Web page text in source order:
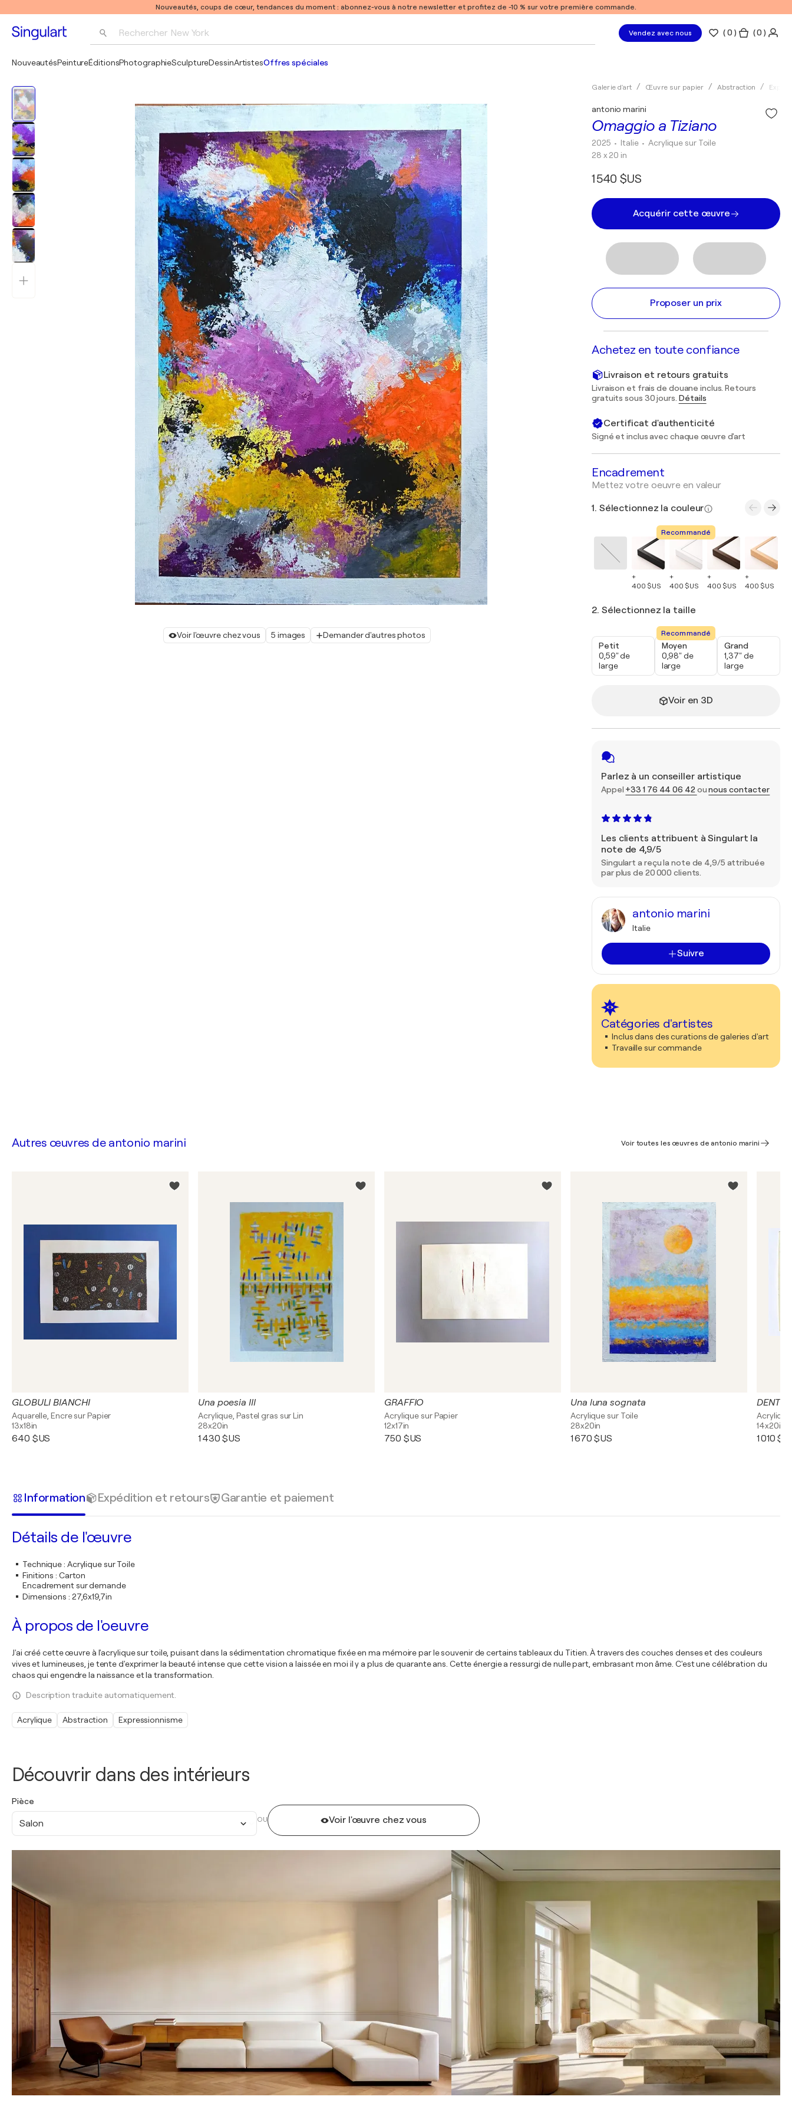
Nouveautés, coups de cœur, tendances du moment : abonnez-vous à notre newsletter et profitez de -10 % sur votre première commande.
Rechercher New York
Pablo Picasso
Vendez avec nous (0 ) ( 0 )
NouveautésPeintureÉditionsPhotographieSculptureDessinArtistesOffres spéciales
Voir l'œuvre chez vous 5 images Demander d'autres photos
Galerie d'art Œuvre sur papier Abstraction
Omaggio a Tiziano
antonio marini
2025 • Italie •Acrylique sur Toile
28 x 20 in
1 540 $US
Acquérir cette œuvre
Proposer un prix
Achetez en toute confiance
Livraison et retours gratuits
Livraison et frais de douane inclus. Retours
gratuits sous 30 jours. Détails
Certificat d'authenticité
Signé et inclus avec chaque œuvre d'art
Encadrement
Mettez votre oeuvre en valeur
1. Sélectionnez la couleur
+
400 $US
Recommandé
+
400 $US
+
400 $US
+
400 $US
2. Sélectionnez la taille
Petit
0,59" de
large
Recommandé
Moyen
0,98" de
large
Grand
1,37" de
large
Voir en 3D
Parlez à un conseiller artistique
Appel +33 1 76 44 06 42 ounous contacter
Les clients attribuent à Singulart la
note de 4,9/5
Singulart a reçu la note de 4,9/5 attribuée
par plus de 20 000 clients.
antonio marini
Italie
Suivre
Catégories d'artistes
Inclus dans des curations de galeries d'art
Travaille sur commande
Découvrir dans des intérieurs
Pièce
Salon OU Voir l'œuvre chez vous
Autres œuvres de antonio marini Voir toutes les œuvres de antonio marini
GLOBULI BIANCHI
Aquarelle, Encre sur Papier
13x18in
640 $US
Una poesia III
Acrylique, Pastel gras sur Lin
28x20in
1 430 $US
GRAFFIO
Acrylique sur Papier
12x17in
750 $US
Una luna sognata
Acrylique sur Toile
28x20in
1 670 $US
DENTI
14x20in
1 010
Information Expédition et retours Garantie et paiement
Détails de l'œuvre
Technique: Acrylique sur Toile
Finitions : Carton
Encadrement sur demande
Dimensions : 27,6x19,7in
À propos de l'oeuvre
J'ai créé cette œuvre à l'acrylique sur toile, puisant dans la sédimentation chromatique fixée en ma mémoire par le souvenir de certains tableaux du Titien. À travers des couches denses et des couleurs
vives et lumineuses, je tente d'exprimer la beauté intense que cette vision a laissée en moi il y a plus de quarante ans. Cette énergie a ressurgi de nulle part, embrasant mon âme. C'est une célébration du
chaos qui engendre la naissance et la transformation.
Description traduite automatiquement.
Acrylique Abstraction Expressionnisme